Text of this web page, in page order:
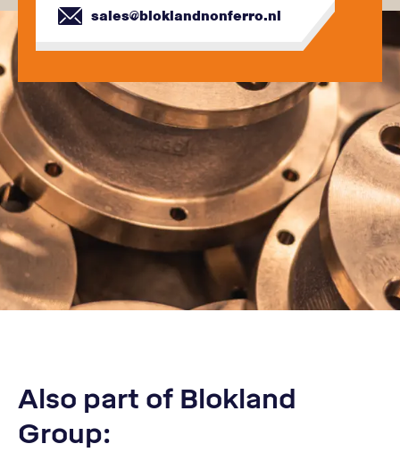
sales@bloklandnonferro.nl
Also part of Blokland
Group: